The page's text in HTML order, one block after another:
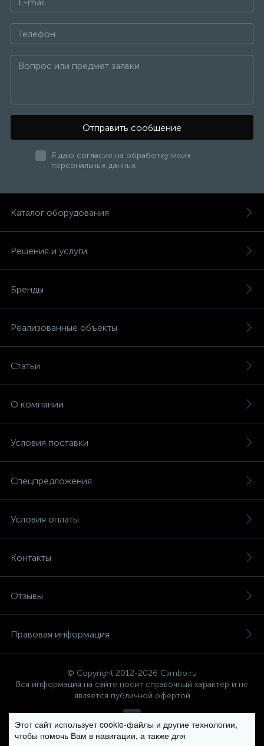
Отправить сообщение
Я даю согласие на обработку моих
персональных данных
Каталог оборудования
Решения и услуги
Бренды
Реализованные объекты
Статьи
О компании
Условия поставки
Спецпредложения
Условия оплаты
Контакты
Отзывы
Правовая информация
© Copyright 2012-2026 Climbo.ru
Вся информация на сайте носит справочный характер и не
является публичной офертой
Политика компании в отношении обработки персональных
Этот сайт использует cookie-файлы и другие технологии,
чтобы помочь Вам в навигации, а также для